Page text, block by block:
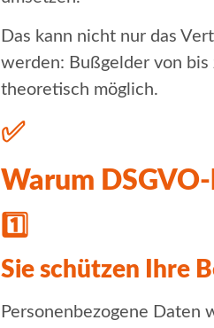
Das kann nicht nur das
werden: Bußgelder von bis
theoretisch möglich.
✅
Warum
1️⃣
Sie schützen Ihre
Personenbezogene Daten